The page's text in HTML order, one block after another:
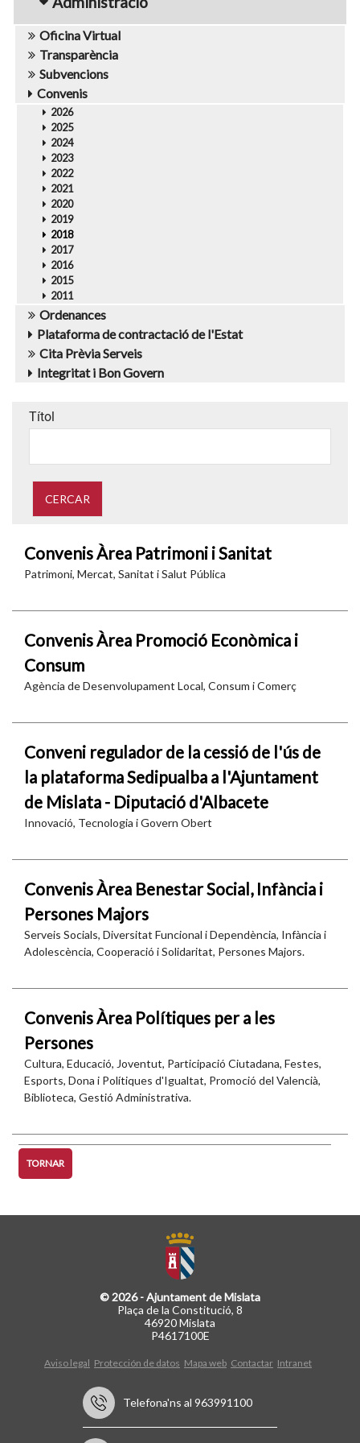
Oficina Virtual
Transparència
Subvencions
Convenis
2026
2025
2024
2023
2022
2021
2020
2019
2018
2017
2016
2015
2011
Ordenances
Plataforma de contractació de l'Estat
Cita Prèvia Serveis
Integritat i Bon Govern
Títol
Convenis Àrea Patrimoni i Sanitat
Patrimoni, Mercat, Sanitat i Salut Pública
Convenis Àrea Promoció Econòmica i
Consum
Agència de Desenvolupament Local, Consum i Comerç
Conveni regulador de la cessió de l'ús de
la plataforma Sedipualba a l'Ajuntament
de Mislata - Diputació d'Albacete
Innovació, Tecnologia i Govern Obert
Convenis Àrea Benestar Social, Infància i
Persones Majors
Serveis Socials, Diversitat Funcional i Dependència, Infància i
Adolescència, Cooperació i Solidaritat, Persones Majors.
Convenis Àrea Polítiques per a les
Persones
Cultura, Educació, Joventut, Participació Ciutadana, Festes,
Esports, Dona i Polítiques d'Igualtat, Promoció del Valencià,
Biblioteca, Gestió Administrativa.
TORNAR
© 2026 - Ajuntament de Mislata
Plaça de la Constitució, 8
46920 Mislata
P4617100E
Aviso legal Protección de datos Mapa web Contactar Intranet
Telefona'ns al 963991100